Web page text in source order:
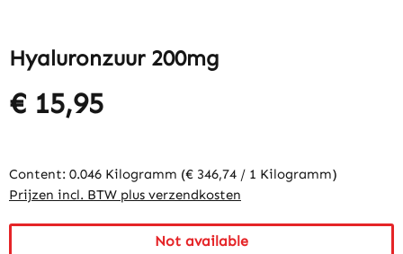
Hyaluronzuur 200mg
€ 15,95
Content: 0.046 Kilogramm (€ 346,74 / 1 Kilogramm)
Prijzen incl. BTW plus verzendkosten
Not available